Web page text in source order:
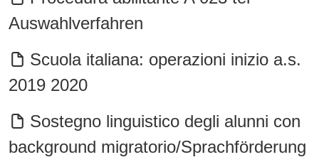
Auswahlverfahren
Scuola italiana: operazioni inizio a.s.
2019 2020
Sostegno linguistico degli alunni con
background migratorio/Sprachförderung